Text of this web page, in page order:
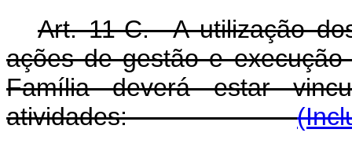
Art. 11-C. A utilização
ações de gestão e
Família deverá estar
atividades: